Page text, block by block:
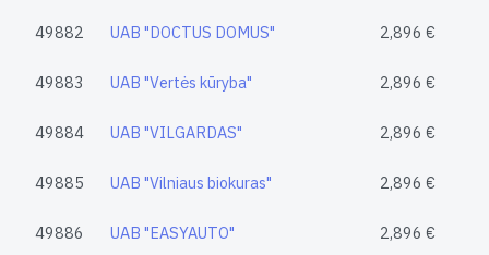
49882 UAB "DOCTUS DOMUS" 2,896 €
49883 UAB "Vertės kūryba" 2,896 €
49884 UAB "VILGARDAS" 2,896 €
49885 UAB "Vilniaus biokuras" 2,896 €
49886 UAB "EASYAUTO" 2,896 €